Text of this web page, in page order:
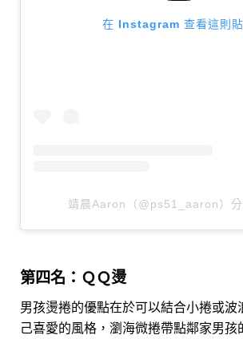
在 Instagram 查看這則
靖晨Aaron（@ps51_aaron）
第四名：ＱＱ燙
男孩燙捲的優點在於可以結合小捲或波
己喜愛的風格，瀏海微捲帶點鄰家男孩